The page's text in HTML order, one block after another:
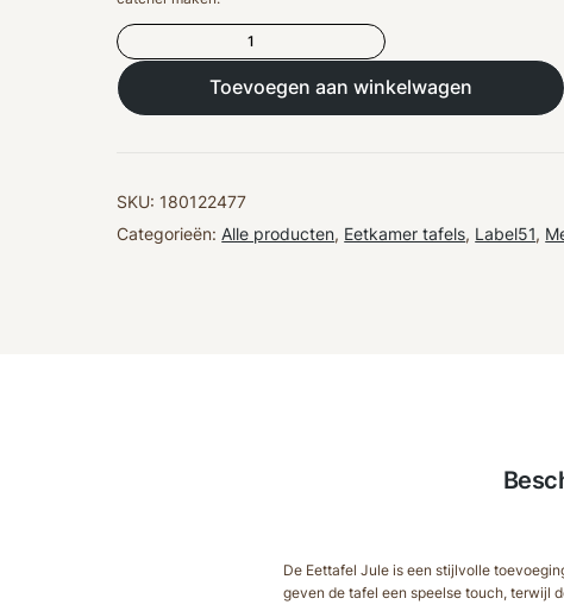
Eettafel
Jule
240x100x75 cm
|
Toevoegen aan winkelwagen
SKU: 180122477
Categorieën: Alle producten, Eetkamer tafels, Label51,
De Eettafel Jule is een stijlvolle
geven de tafel een speelse touch, terwijl